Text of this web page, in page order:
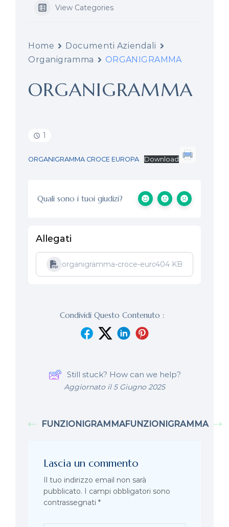
View Categories
Home
Documenti Aziendali
Organigramma
ORGANIGRAMMA
ORGANIGRAMMA
1
ORGANIGRAMMA CROCE EUROPA Download
Quali sono i tuoi giudizi?
Allegati
organigramma-croce-europa404 KB
Condividi Questo Contenuto :
Still stuck? How can we help?
Aggiornato il 5 Giugno 2025
FUNZIONIGRAMMAFUNZIONIGRAMMA
Lascia un commento
Il tuo indirizzo email non sarà
pubblicato. I campi obbligatori sono
contrassegnati *